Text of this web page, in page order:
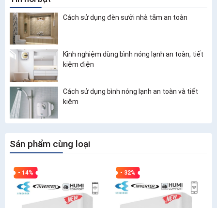
Cách sử dụng đèn sưởi nhà tắm an toàn
Kinh nghiệm dùng bình nóng lạnh an toàn, tiết
kiệm điện
Cách sử dụng bình nóng lạnh an toàn và tiết
kiệm
Sản phẩm cùng loại
- 14% - 32%